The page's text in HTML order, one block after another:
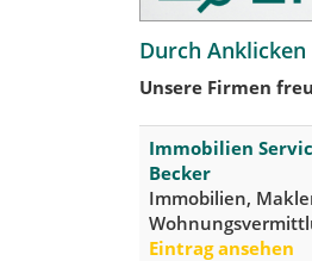
Durch Anklicken
Unsere Firmen
Immobilien
Becker
Immobilien,
Eintrag ansehen